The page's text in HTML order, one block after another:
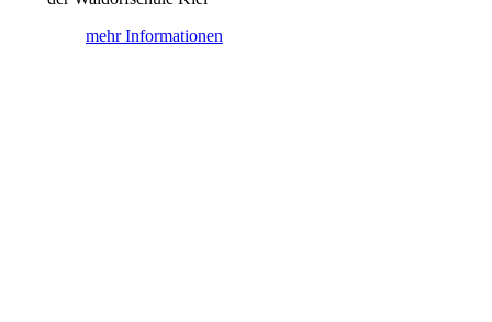
mehr Informationen